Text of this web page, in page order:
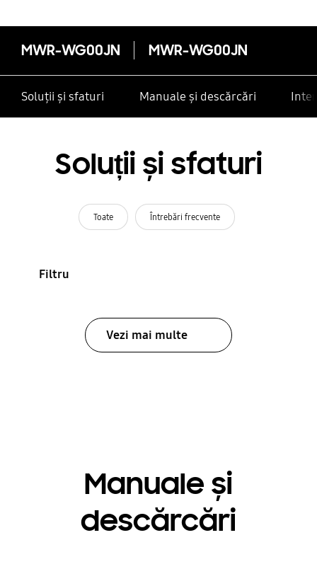
MWR-WG00JN MWR-WG00JN
Soluții și sfaturi Manuale și descărcări
Soluții și sfaturi
Toate Întrebări frecvente
Filtru
Vezi mai multe
Manuale și
descărcări